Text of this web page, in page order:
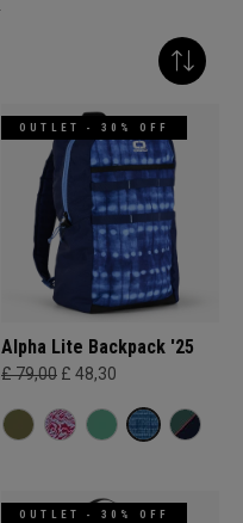
OUTLET - 30% OFF
Alpha Lite Backpack '25
£ 79,00 £ 48,30
OUTLET - 30% OFF